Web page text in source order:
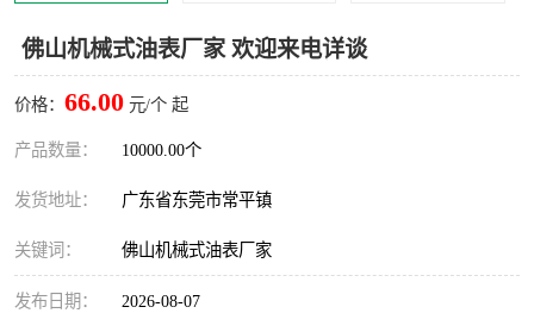
佛山机械式油表厂家 欢迎来电详谈
价格： 66.00 元/个 起
产品数量： 10000.00个
发货地址： 广东省东莞市常平镇
关键词： 佛山机械式油表厂家
发布日期： 2026-08-07